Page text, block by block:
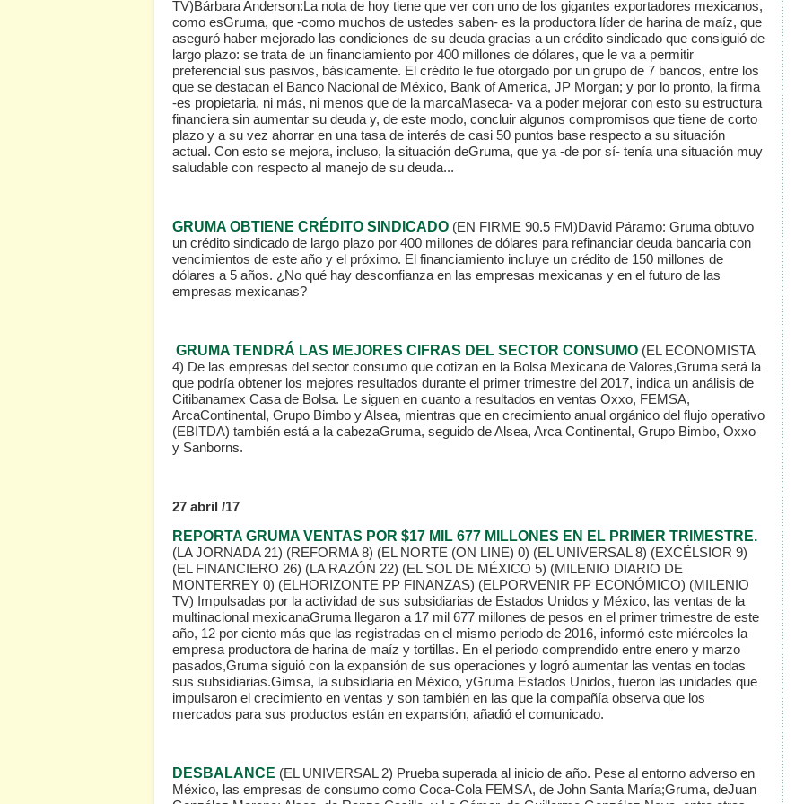
TV)Bárbara Anderson:La nota de hoy tiene que ver con uno de los gigantes exportadores mexicanos,
como esGruma, que -como muchos de ustedes saben- es la productora líder de harina de maíz, que
aseguró haber mejorado las condiciones de su deuda gracias a un crédito sindicado que consiguió de
largo plazo: se trata de un financiamiento por 400 millones de dólares, que le va a permitir
preferencial sus pasivos, básicamente. El crédito le fue otorgado por un grupo de 7 bancos, entre los
que se destacan el Banco Nacional de México, Bank of America, JP Morgan; y por lo pronto, la firma
-es propietaria, ni más, ni menos que de la marcaMaseca- va a poder mejorar con esto su estructura
financiera sin aumentar su deuda y, de este modo, concluir algunos compromisos que tiene de corto
plazo y a su vez ahorrar en una tasa de interés de casi 50 puntos base respecto a su situación
actual. Con esto se mejora, incluso, la situación deGruma, que ya -de por sí- tenía una situación muy
saludable con respecto al manejo de su deuda...
GRUMA OBTIENE CRÉDITO SINDICADO (EN FIRME 90.5 FM)David Páramo: Gruma obtuvo
un crédito sindicado de largo plazo por 400 millones de dólares para refinanciar deuda bancaria con
vencimientos de este año y el próximo. El financiamiento incluye un crédito de 150 millones de
dólares a 5 años. ¿No qué hay desconfianza en las empresas mexicanas y en el futuro de las
empresas mexicanas?
GRUMA TENDRÁ LAS MEJORES CIFRAS DEL SECTOR CONSUMO (EL ECONOMISTA
4) De las empresas del sector consumo que cotizan en la Bolsa Mexicana de Valores,Gruma será la
que podría obtener los mejores resultados durante el primer trimestre del 2017, indica un análisis de
Citibanamex Casa de Bolsa. Le siguen en cuanto a resultados en ventas Oxxo, FEMSA,
ArcaContinental, Grupo Bimbo y Alsea, mientras que en crecimiento anual orgánico del flujo operativo
(EBITDA) también está a la cabezaGruma, seguido de Alsea, Arca Continental, Grupo Bimbo, Oxxo
y Sanborns.
27 abril /17
REPORTA GRUMA VENTAS POR $17 MIL 677 MILLONES EN EL PRIMER TRIMESTRE.
(LA JORNADA 21) (REFORMA 8) (EL NORTE (ON LINE) 0) (EL UNIVERSAL 8) (EXCÉLSIOR 9)
(EL FINANCIERO 26) (LA RAZÓN 22) (EL SOL DE MÉXICO 5) (MILENIO DIARIO DE
MONTERREY 0) (ELHORIZONTE PP FINANZAS) (ELPORVENIR PP ECONÓMICO) (MILENIO
TV) Impulsadas por la actividad de sus subsidiarias de Estados Unidos y México, las ventas de la
multinacional mexicanaGruma llegaron a 17 mil 677 millones de pesos en el primer trimestre de este
año, 12 por ciento más que las registradas en el mismo periodo de 2016, informó este miércoles la
empresa productora de harina de maíz y tortillas. En el periodo comprendido entre enero y marzo
pasados,Gruma siguió con la expansión de sus operaciones y logró aumentar las ventas en todas
sus subsidiarias.Gimsa, la subsidiaria en México, yGruma Estados Unidos, fueron las unidades que
impulsaron el crecimiento en ventas y son también en las que la compañía observa que los
mercados para sus productos están en expansión, añadió el comunicado.
DESBALANCE (EL UNIVERSAL 2) Prueba superada al inicio de año. Pese al entorno adverso en
México, las empresas de consumo como Coca-Cola FEMSA, de John Santa María;Gruma, deJuan